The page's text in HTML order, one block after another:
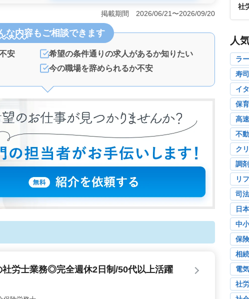
すさ＞ シフト制度で週3日以上相談可能。妙見口駅から
軟な働き方OKで働きやすく、ワークライフバランスをサポ
万円〜480万円や時給1,400円〜1,900円で、待遇面も
利厚生面も充実しております。
掲載期間 2026/06/21〜2026/09/20
な内容もご相談できます
安
希望の条件通りの求人があるか知りたい
今の職場を辞められるか不安
労士業務◎完全週休2日制/50代以上活躍
社
人
ラ
寿司
イ
保
高
不
ク
調
リ
司
日
中
保険
相続
電
社